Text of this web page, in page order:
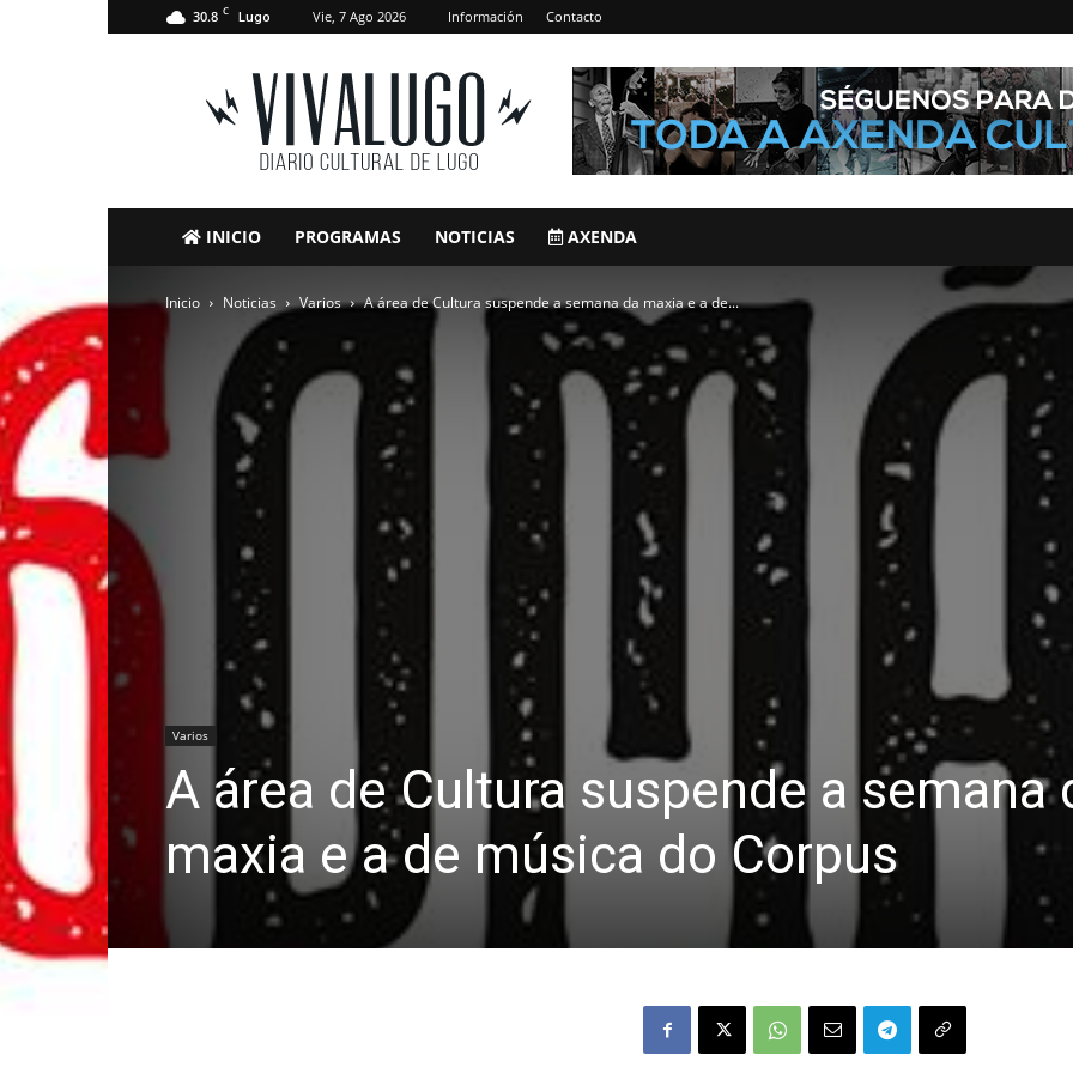
30.8 C Lugo Vie, 7 Ago 2026 Información Contacto
VivaLugo
INICIO PROGRAMAS NOTICIAS AXENDA
Inicio Noticias Varios A área de Cultura suspende a semana da maxia e a de...
Varios
A área de Cultura suspende a semana
maxia e a de música do Corpus